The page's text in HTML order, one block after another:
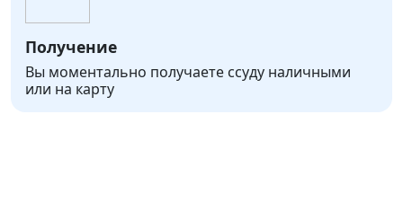
Получение
Вы моментально получаете ссуду наличными
или на карту